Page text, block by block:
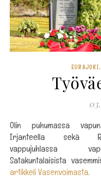
EURAJOKI,
Olin puhumassa vapunaattona punaisten haudalla
Irjanteella sekä
vappujuhlassa
Satakuntalaisista
artikkeli Vasenvoimasta.